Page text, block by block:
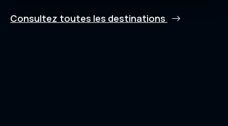
Consultez toutes les destinations